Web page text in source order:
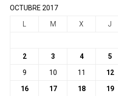
OCTUBRE 2017
M X J
2 3 4 5
9 10 11 12
16 17 18 19